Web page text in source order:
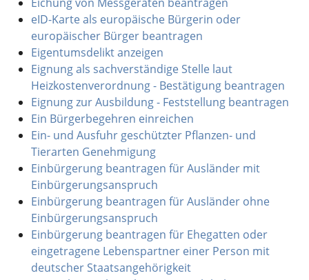
eID-Karte als europäische Bürgerin oder
europäischer Bürger beantragen
Eigentumsdelikt anzeigen
Eignung als sachverständige Stelle laut
Heizkostenverordnung - Bestätigung beantragen
Eignung zur Ausbildung - Feststellung beantragen
Ein Bürgerbegehren einreichen
Ein- und Ausfuhr geschützter Pflanzen- und
Tierarten Genehmigung
Einbürgerung beantragen für Ausländer mit
Einbürgerungsanspruch
Einbürgerung beantragen für Ausländer ohne
Einbürgerungsanspruch
Einbürgerung beantragen für Ehegatten oder
eingetragene Lebenspartner einer Person mit
deutscher Staatsangehörigkeit